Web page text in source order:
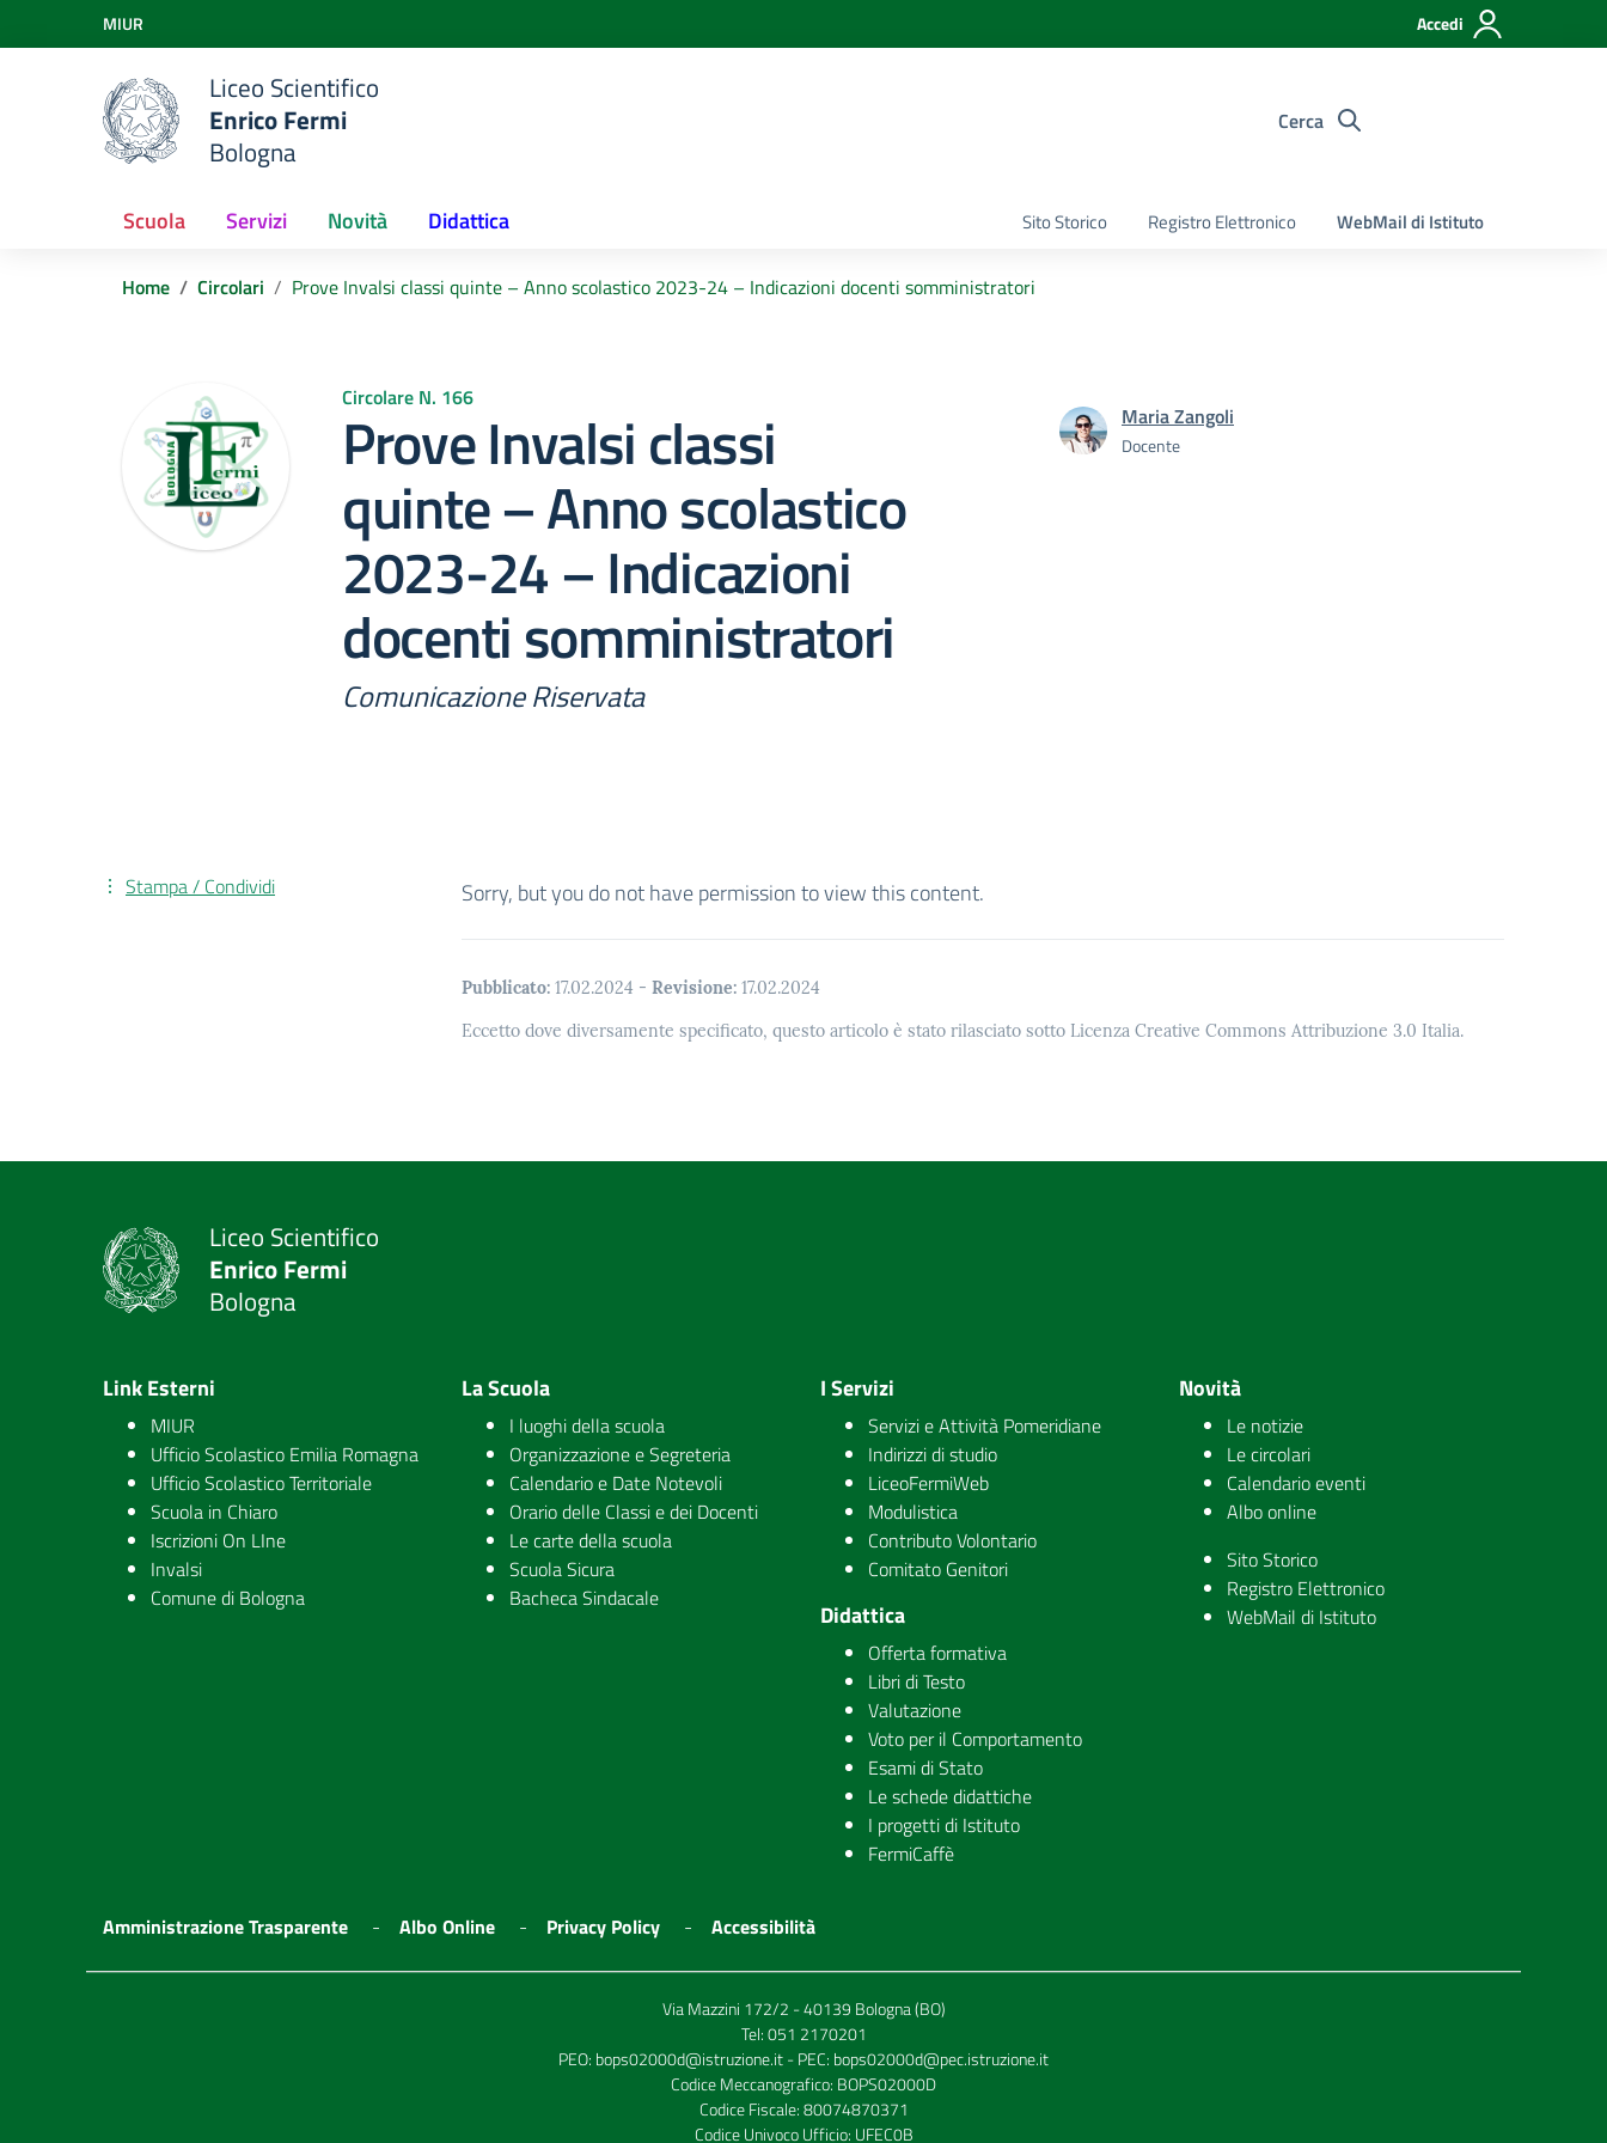
Vai ai contenuti
Vai al menu di navigazione
Vai al footer
MIUR Accedi
Liceo Scientifico
Enrico Fermi
Bologna
Cerca
Sito Storico Registro Elettronico WebMail di Istituto
Scuola Servizi Novità Didattica
Home Circolari Prove Invalsi classi quinte – Anno scolastico 2023-24 – Indicazioni docenti somministratori
Circolare N. 166
Prove Invalsi classi
quinte – Anno scolastico
2023-24 – Indicazioni
docenti somministratori
Comunicazione Riservata
Maria Zangoli
Docente
Sorry, but you do not have permission to view this content.
Pubblicato: 17.02.2024 - Revisione: 17.02.2024
Eccetto dove diversamente specificato, questo articolo è stato rilasciato sotto Licenza Creative Commons Attribuzione 3.0 Italia.
Stampa / Condividi
Liceo Scientifico
Enrico Fermi
Bologna
Link Esterni
MIUR
Ufficio Scolastico Emilia Romagna
Ufficio Scolastico Territoriale
Scuola in Chiaro
Iscrizioni On LIne
Invalsi
Comune di Bologna
La Scuola
I luoghi della scuola
Organizzazione e Segreteria
Calendario e Date Notevoli
Orario delle Classi e dei Docenti
Le carte della scuola
Scuola Sicura
Bacheca Sindacale
I Servizi
Servizi e Attività Pomeridiane
Indirizzi di studio
LiceoFermiWeb
Modulistica
Contributo Volontario
Comitato Genitori
Didattica
Offerta formativa
Libri di Testo
Valutazione
Voto per il Comportamento
Esami di Stato
Le schede didattiche
I progetti di Istituto
FermiCaffè
Novità
Le notizie
Le circolari
Calendario eventi
Albo online
Sito Storico
Registro Elettronico
WebMail di Istituto
Amministrazione Trasparente Albo Online Privacy Policy Accessibilità
Via Mazzini 172/2 - 40139 Bologna (BO)
Tel:051 2170201
PEO: bops02000d@istruzione.it- PEC: bops02000d@pec.istruzione.it
Codice Meccanografico: BOPS02000D
Codice Fiscale: 80074870371
Codice Univoco Ufficio: UFEC0B